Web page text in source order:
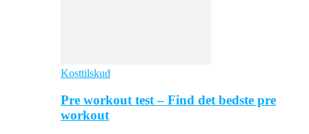
Kosttilskud
Pre workout test – Find det bedste pre
workout